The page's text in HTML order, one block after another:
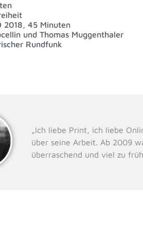
2018, 45 Minuten
und Thomas Muggenthaler
Rundfunk
„Ich liebe Print, ich liebe
über seine Arbeit. Ab 2009
überraschend und viel zu